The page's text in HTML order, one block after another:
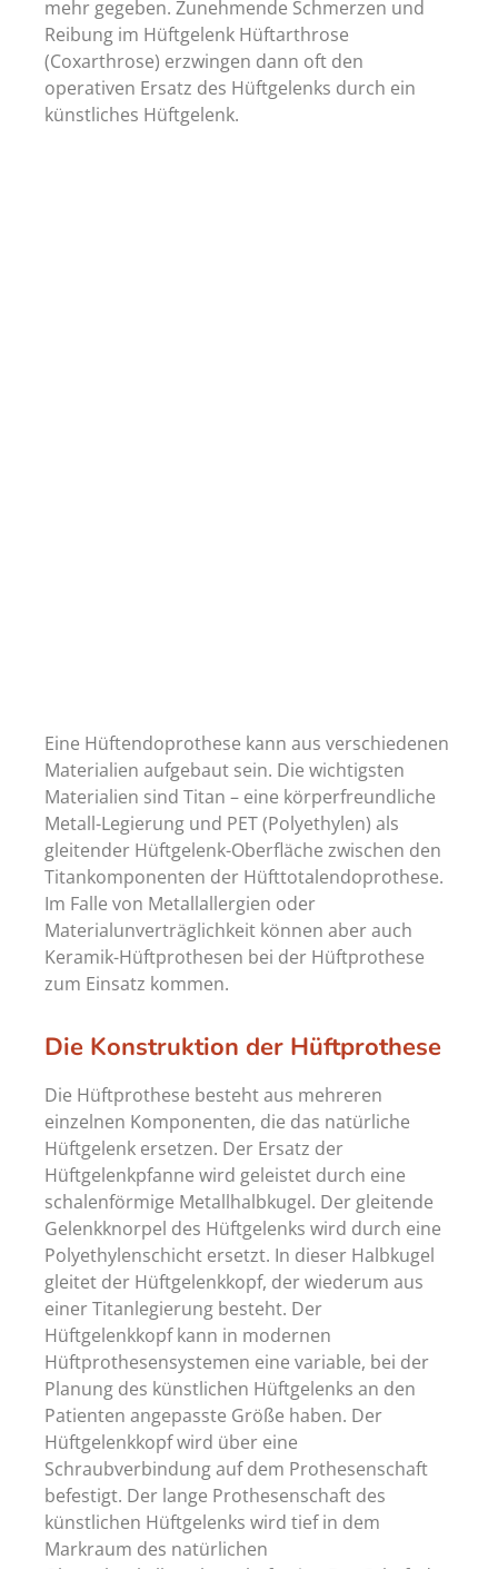
mehr gegeben. Zunehmende Schmerzen und
Reibung im Hüftgelenk Hüftarthrose
(Coxarthrose) erzwingen dann oft den
operativen Ersatz des Hüftgelenks durch ein
künstliches Hüftgelenk.
Eine Hüftendoprothese kann aus verschiedenen
Materialien aufgebaut sein. Die wichtigsten
Materialien sind Titan – eine körperfreundliche
Metall-Legierung und PET (Polyethylen) als
gleitender Hüftgelenk-Oberfläche zwischen den
Titankomponenten der Hüfttotalendoprothese.
Im Falle von Metallallergien oder
Materialunverträglichkeit können aber auch
Keramik-Hüftprothesen bei der Hüftprothese
zum Einsatz kommen.
Die Konstruktion der Hüftprothese
Die Hüftprothese besteht aus mehreren
einzelnen Komponenten, die das natürliche
Hüftgelenk ersetzen. Der Ersatz der
Hüftgelenkpfanne wird geleistet durch eine
schalenförmige Metallhalbkugel. Der gleitende
Gelenkknorpel des Hüftgelenks wird durch eine
Polyethylenschicht ersetzt. In dieser Halbkugel
gleitet der Hüftgelenkkopf, der wiederum aus
einer Titanlegierung besteht. Der
Hüftgelenkkopf kann in modernen
Hüftprothesensystemen eine variable, bei der
Planung des künstlichen Hüftgelenks an den
Patienten angepasste Größe haben. Der
Hüftgelenkkopf wird über eine
Schraubverbindung auf dem Prothesenschaft
befestigt. Der lange Prothesenschaft des
künstlichen Hüftgelenks wird tief in dem
Markraum des natürlichen